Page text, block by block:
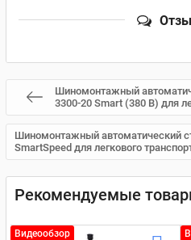
Шиномонтажный
3300-20 Smart (380 В) для
Шиномонтажный автоматический
SmartSpeed для легкового
Рекомендуемые
Видеообзор